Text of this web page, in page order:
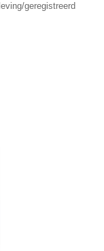
geregistreerd